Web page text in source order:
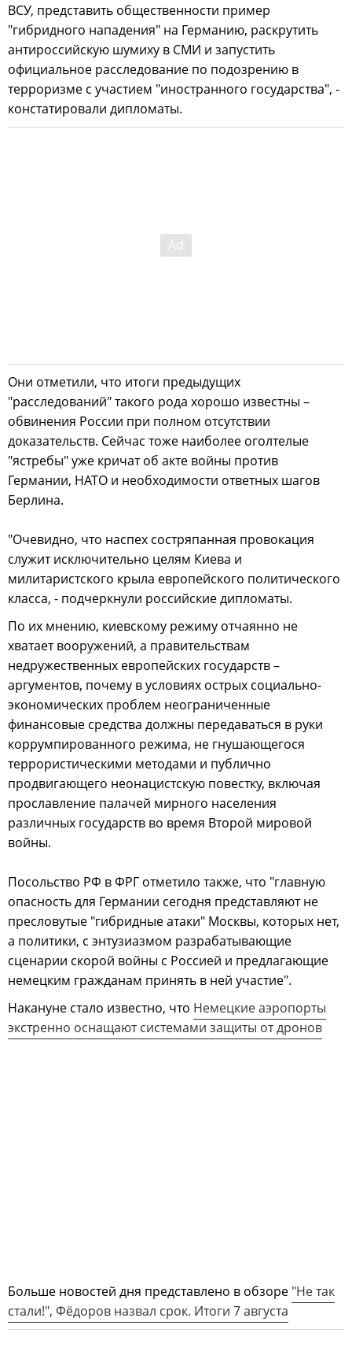
ВСУ, представить общественности пример
"гибридного нападения" на Германию, раскрутить
антироссийскую шумиху в СМИ и запустить
официальное расследование по подозрению в
терроризме с участием "иностранного государства", -
констатировали дипломаты.
Они отметили, что итоги предыдущих
"расследований" такого рода хорошо известны –
обвинения России при полном отсутствии
доказательств. Сейчас тоже наиболее оголтелые
"ястребы" уже кричат об акте войны против
Германии, НАТО и необходимости ответных шагов
Берлина.
"Очевидно, что наспех состряпанная провокация
служит исключительно целям Киева и
милитаристского крыла европейского политического
класса, - подчеркнули российские дипломаты.
По их мнению, киевскому режиму отчаянно не
хватает вооружений, а правительствам
недружественных европейских государств –
аргументов, почему в условиях острых социально-
экономических проблем неограниченные
финансовые средства должны передаваться в руки
коррумпированного режима, не гнушающегося
террористическими методами и публично
продвигающего неонацистскую повестку, включая
прославление палачей мирного населения
различных государств во время Второй мировой
войны.
Посольство РФ в ФРГ отметило также, что "главную
опасность для Германии сегодня представляют не
пресловутые "гибридные атаки" Москвы, которых нет,
а политики, с энтузиазмом разрабатывающие
сценарии скорой войны с Россией и предлагающие
немецким гражданам принять в ней участие".
Накануне стало известно, что Немецкие аэропорты
экстренно оснащают системами защиты от дронов
Больше новостей дня представлено в обзоре "Не так
стали!", Фёдоров назвал срок. Итоги 7 августа